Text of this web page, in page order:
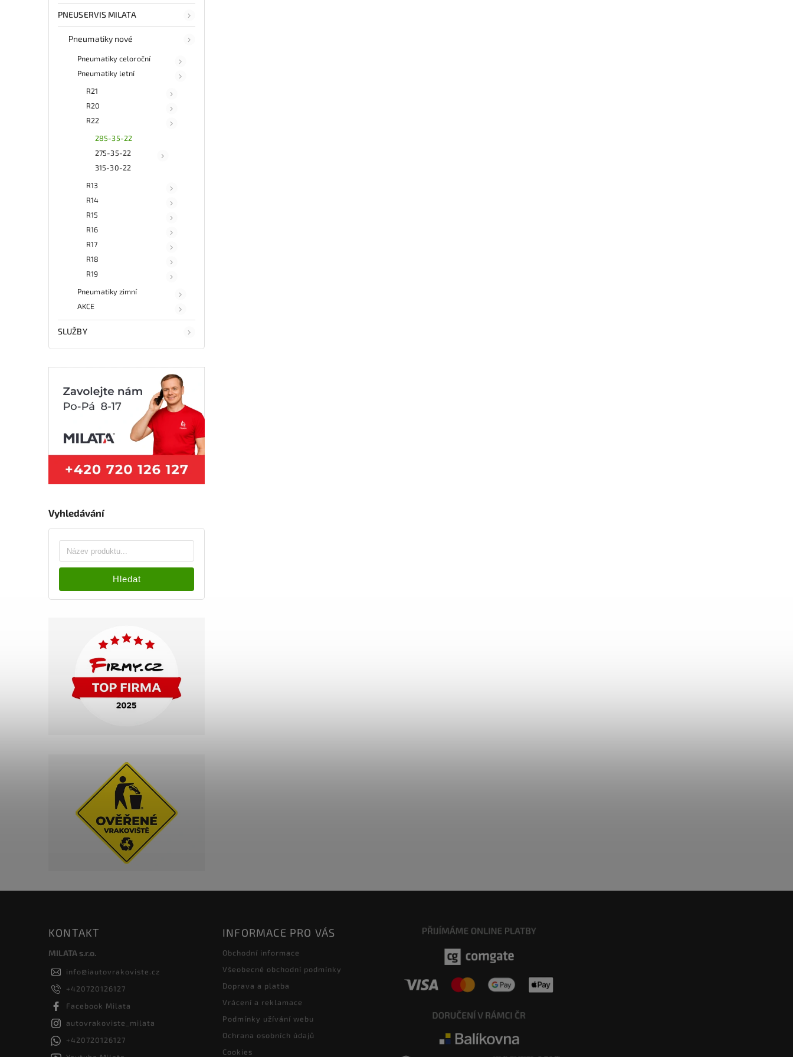
PNEUSERVIS MILATA
Pneumatiky nové
Pneumatiky celoroční
Pneumatiky letní
R21
R20
R22
285-35-22
275-35-22
315-30-22
R13
R14
R15
R16
R17
R18
R19
Pneumatiky zimní
AKCE
SLUŽBY
Vyhledávání
Hledat
KONTAKT
MILATA s.r.o.
info@iautovrakoviste.cz
+420720126127
Facebook Milata
autovrakoviste_milata
+420720126127
INFORMACE PRO VÁS
Obchodní informace
Všeobecné obchodní podmínky
Doprava a platba
Vrácení a reklamace
Podmínky užívání webu
Ochrana osobních údajů
Cookies